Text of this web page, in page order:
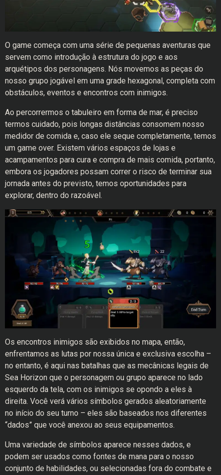
O game começa com uma série de pequenas aventuras que
servem como introdução à estrutura do jogo e aos
arquétipos dos personagens. Nós movemos as peças do
nosso grupo jogável em uma grade hexagonal, completa com
obstáculos, eventos e encontros com inimigos.
Ao percorrermos o tabuleiro em forma de mar, é preciso
termos cuidado, pois longas distâncias consomem nosso
medidor de comida e, caso ele seque completamente, temos
um game over. Existem vários espaços de lojas e
acampamentos para cura e compra de mais comida, portanto,
embora os jogadores possam correr o risco de terminar sua
jornada antes do previsto, temos oportunidades para
explorar, dentro do razoável.
Os encontros inimigos são exibidos no mapa, então,
enfrentamos as lutas por nossa única e exclusiva escolha –
no entanto, é aqui nas batalhas que as mecânicas legais de
Sea Horizon que o personagem ou grupo aparece no lado
esquerdo da tela, com os inimigos se opondo a eles à
direita. Você verá vários símbolos gerados aleatoriamente
no início do seu turno – eles são baseados nos diferentes
“dados” que você anexou ao seus equipamentos.
Uma variedade de símbolos aparece nesses dados, e
podem ser usados como fontes de mana para o nosso
conjunto de habilidades, ou selecionadas fora do combate e